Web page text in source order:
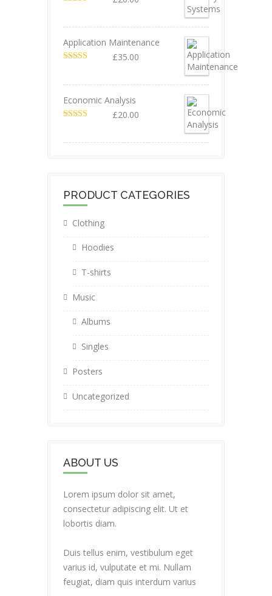
Application Maintenance
£35.00
Economic Analysis
£20.00
PRODUCT CATEGORIES
Clothing
Hoodies
T-shirts
Music
Albums
Singles
Posters
Uncategorized
ABOUT US
Lorem ipsum dolor sit amet,
consectetur adipiscing elit. Ut et
lobortis diam.
Duis tellus enim, vestibulum eget
varius id, vulputate et mi. Nullam
feugiat, diam quis interdum varius